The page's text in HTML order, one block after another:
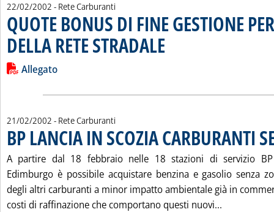
22/02/2002 - Rete Carburanti
QUOTE BONUS DI FINE GESTIONE
DELLA RETE STRADALE
Leggi tutta la notizia: 'QUOTE BONUS DI FINE GESTIONE PER
Lista allegati PDF alla notizia
Allegato
21/02/2002 - Rete Carburanti
BP LANCIA IN SCOZIA CARBURANTI
A partire dal 18 febbraio nelle 18 stazioni di servizio
Edimburgo è possibile acquistare benzina e gasolio senza
degli altri carburanti a minor impatto ambientale già in
costi di raffinazione che comportano questi nuovi...